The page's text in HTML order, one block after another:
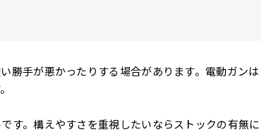
勝手が悪かったりする場合があります。 電動ガンは
す。構えやすさを重視したいならストックの有無に